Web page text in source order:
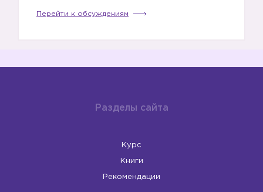
Перейти к обсуждениям
Разделы сайта
Курс
Книги
Рекомендации